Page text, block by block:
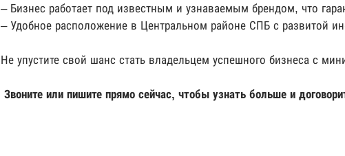
– Бизнес работает под известным и узнаваемым брендом, что
– Удобное расположение в Центральном районе СПБ с развитой
Не упустите свой шанс стать владельцем успешного бизнеса с
Звоните или пишите прямо сейчас, чтобы узнать больше и